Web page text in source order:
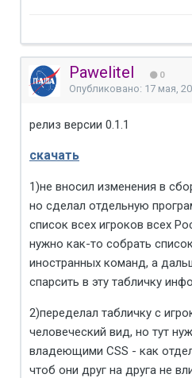
Pawelitel 0
Опубликовано: 17 мая,
релиз версии 0.1.1
скачать
1)не вносил изменения в
но сделал отдельную
список всех игроков всех
нужно как-то собрать
иностранных команд, а
спарсить в эту табличку
2)переделал табличку с
человеческий вид, но тут
владеющими CSS - как
чтоб они друг на друга не